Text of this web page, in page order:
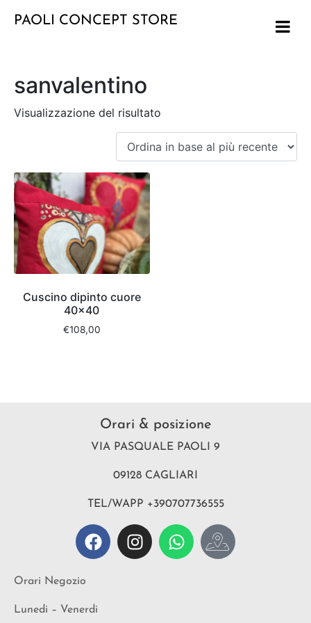
PAOLI CONCEPT STORE
sanvalentino
Visualizzazione del risultato
Cuscino dipinto cuore
40×40
€108,00
Orari & posizione
VIA PASQUALE PAOLI 9
09128 CAGLIARI
TEL/WAPP +390707736555
Orari Negozio
Lunedi – Venerdi